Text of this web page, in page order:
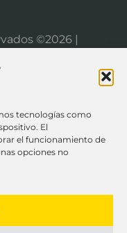
tecnologías como
El
el funcionamiento de
opciones no
©2026 |